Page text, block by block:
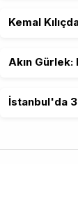
Kemal
Akın Gürlek:
İstanbul'da